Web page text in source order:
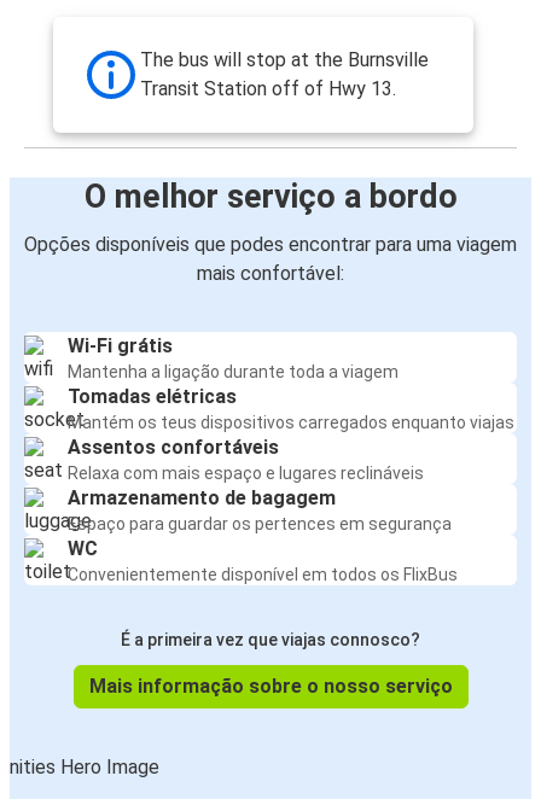
The bus will stop at the Burnsville
Transit Station off of Hwy 13.
O melhor serviço a bordo
Opções disponíveis que podes encontrar para uma viagem
mais confortável:
Wi-Fi grátis
Mantenha a ligação durante toda a viagem
Tomadas elétricas
Mantém os teus dispositivos carregados enquanto viajas
Assentos confortáveis
Relaxa com mais espaço e lugares reclináveis
Armazenamento de bagagem
Espaço para guardar os pertences em segurança
WC
Convenientemente disponível em todos os FlixBus
É a primeira vez que viajas connosco?
Mais informação sobre o nosso serviço